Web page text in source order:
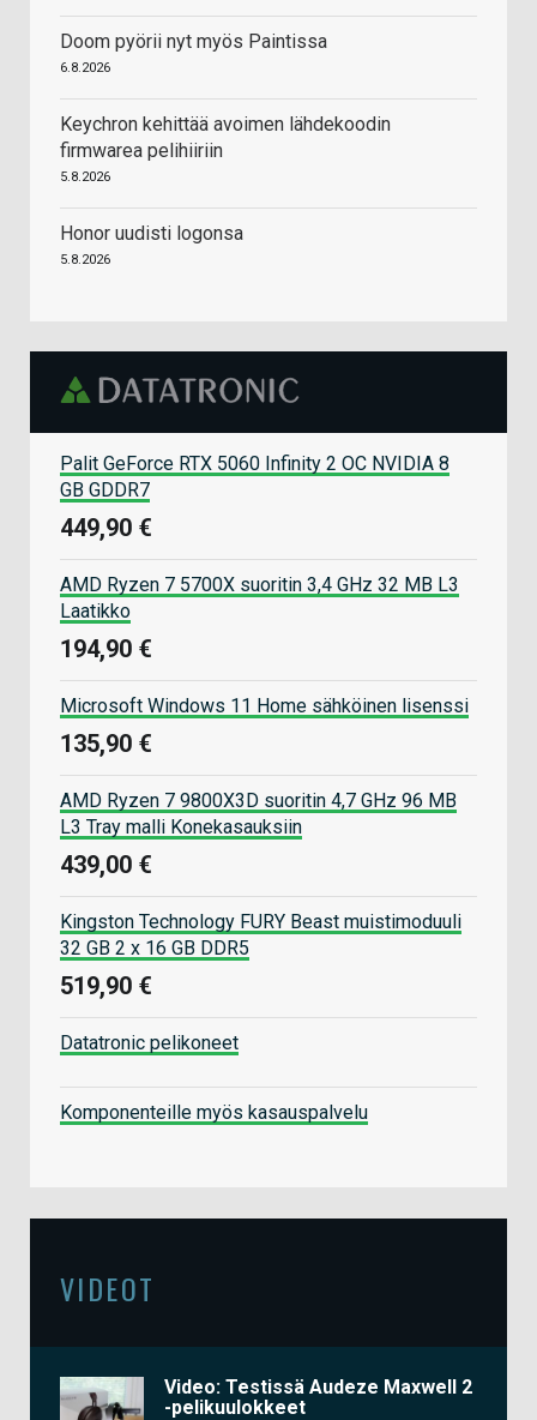
Doom pyörii nyt myös Paintissa
6.8.2026
Keychron kehittää avoimen lähdekoodin
firmwarea pelihiiriin
5.8.2026
Honor uudisti logonsa
5.8.2026
Palit GeForce RTX 5060 Infinity 2 OC NVIDIA 8
GB GDDR7
449,90 €
AMD Ryzen 7 5700X suoritin 3,4 GHz 32 MB L3
Laatikko
194,90 €
Microsoft Windows 11 Home sähköinen lisenssi
135,90 €
AMD Ryzen 7 9800X3D suoritin 4,7 GHz 96 MB
L3 Tray malli Konekasauksiin
439,00 €
Kingston Technology FURY Beast muistimoduuli
32 GB 2 x 16 GB DDR5
519,90 €
Datatronic pelikoneet
Komponenteille myös kasauspalvelu
VIDEOT
Video: Testissä Audeze Maxwell 2
-pelikuulokkeet